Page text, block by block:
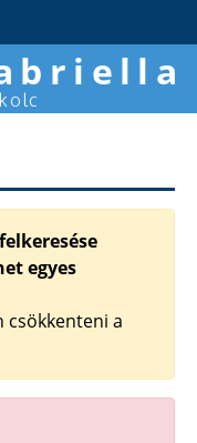
egyes
csökkenteni a